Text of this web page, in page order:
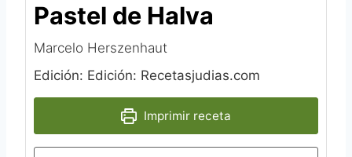
Pastel de Halva
Marcelo Herszenhaut
Edición: Edición: Recetasjudias.com
Imprimir receta